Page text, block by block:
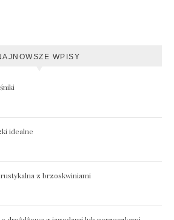
WPISY
idealne
z brzoskwiniami